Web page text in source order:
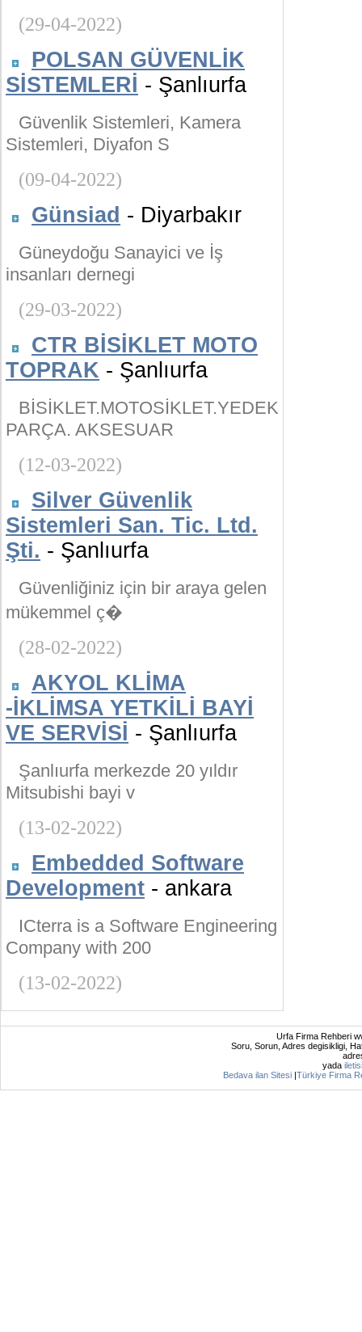
(29-04-2022)
POLSAN GÜVENLİK
SİSTEMLERİ - Şanlıurfa
Güvenlik Sistemleri, Kamera
Sistemleri, Diyafon S
(09-04-2022)
Günsiad - Diyarbakır
Güneydoğu Sanayici ve İş
insanları dernegi
(29-03-2022)
CTR BİSİKLET MOTO
TOPRAK - Şanlıurfa
BİSİKLET.MOTOSİKLET.YEDEK
PARÇA. AKSESUAR
(12-03-2022)
Silver Güvenlik
Sistemleri San. Tic. Ltd.
Şti. - Şanlıurfa
Güvenliğiniz için bir araya gelen
mükemmel ç�
(28-02-2022)
AKYOL KLİMA
-İKLİMSA YETKİLİ BAYİ
VE SERVİSİ - Şanlıurfa
Şanlıurfa merkezde 20 yıldır
Mitsubishi bayi v
(13-02-2022)
Embedded Software
Development - ankara
ICterra is a Software Engineering
Company with 200
(13-02-2022)
Urfa Firma Rehberi
Soru, Sorun, Adres degisikligi,
yada
Bedava ilan Sitesi |Türkiye Firma